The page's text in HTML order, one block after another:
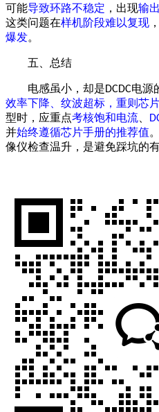
可能导致环路不稳定 ，出现输
这类问题在样机阶段难以复现
爆发。
五、 总结
电感虽小，却是DCDC电源
效率下降、纹波超标，重则芯
型时，应重点考核饱和电流
并始终遵循芯片手册的推荐值
像仪检查温升，是避免踩坑的有